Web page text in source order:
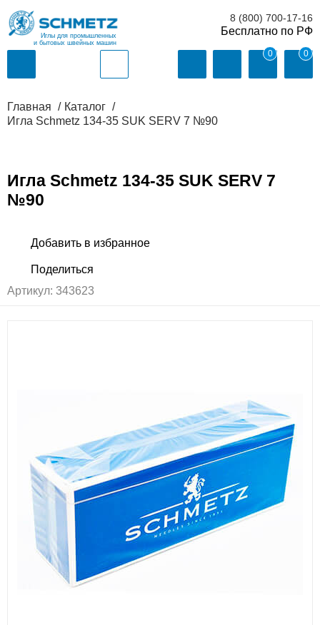
Иглы для промышленных
и бытовых швейных машин
8 (800) 700-17-16
0 0
Главная
Каталог
Игла Schmetz 134-35 SUK SERV 7 №90
Игла Schmetz 134-35 SUK SERV 7
№90
Артикул: 343623